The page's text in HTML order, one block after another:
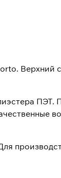
Верхний
ПЭТ.